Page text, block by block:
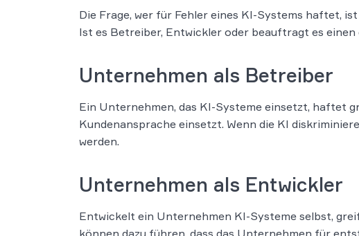
Die Frage, wer für Fehler eines KI-Systems haftet,
Ist es Betreiber, Entwickler oder beauftragt es
Unternehmen als Betreiber
Ein Unternehmen, das KI-Systeme einsetzt, haftet
Kundenansprache einsetzt. Wenn die KI
werden.
Unternehmen als Entwickler
Entwickelt ein Unternehmen KI-Systeme selbst,
können dazu führen, dass das Unternehmen für